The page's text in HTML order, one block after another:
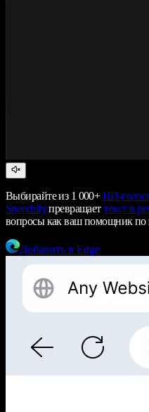
Выбирайте из 1 000+ИИ-
Speechifyпревращаеттекст в
вопросы как ваш помощник по
Добавить в Edge